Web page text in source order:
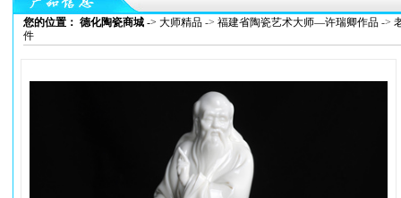
您的位置： 德化陶瓷商城 -> 大师精品 -> 福建省陶瓷艺术大师—许瑞卿作品 ->
件